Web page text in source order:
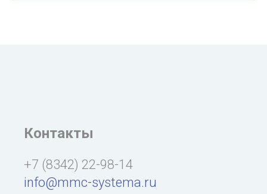
Контакты
+7 (8342) 22-98-14
info@mmc-systema.ru